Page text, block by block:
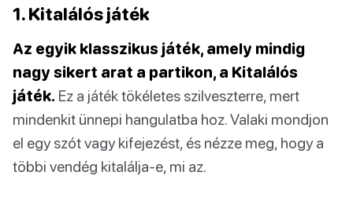
1. Kitalálós játék
Az egyik klasszikus játék, amely mindig
nagy sikert arat a partikon, a Kitalálós
játék. Ez a játék tökéletes szilveszterre, mert
mindenkit ünnepi hangulatba hoz. Valaki mondjon
el egy szót vagy kifejezést, és nézze meg, hogy a
többi vendég kitalálja-e, mi az.